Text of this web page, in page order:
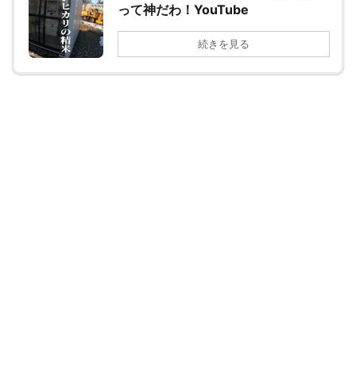
って神だわ！YouTube
続きを見る